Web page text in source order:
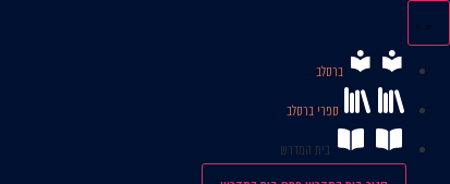
לתוכן
ברסלב
ספרי ברסלב
בית המדרש